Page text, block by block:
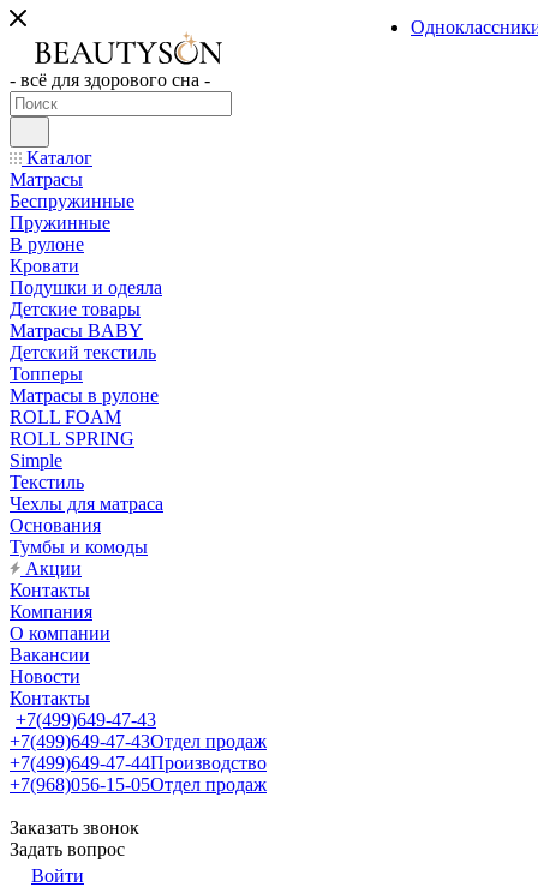
- всё для здорового сна -
Каталог
Матрасы
Беспружинные
Пружинные
В рулоне
Кровати
Подушки и одеяла
Детские товары
Матрасы BABY
Детский текстиль
Топперы
Матрасы в рулоне
ROLL FOAM
ROLL SPRING
Simple
Текстиль
Чехлы для матраса
Основания
Тумбы и комоды
Акции
Контакты
Компания
О компании
Вакансии
Новости
Контакты
+7(499)649-47-43
+7(499)649-47-43Отдел продаж
+7(499)649-47-44Производство
+7(968)056-15-05Отдел продаж
Заказать звонок
Задать вопрос
Войти